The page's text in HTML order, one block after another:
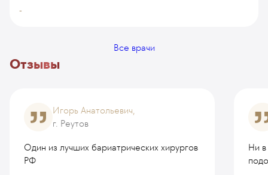
-
Все врачи
Отзывы
Игорь Анатольевич,
г. Реутов
Один из лучших бариатрических хирургов
РФ
Ни